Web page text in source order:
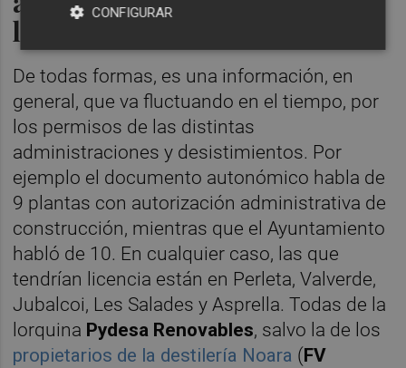
licencia
De todas formas, es una información, en
general, que va fluctuando en el tiempo, por
los permisos de las distintas
administraciones y desistimientos. Por
ejemplo el documento autonómico habla de
9 plantas con autorización administrativa de
construcción, mientras que el Ayuntamiento
habló de 10. En cualquier caso, las que
tendrían licencia están en Perleta, Valverde,
Jubalcoi, Les Salades y Asprella. Todas de la
lorquina Pydesa Renovables, salvo la de los
propietarios de la destilería Noara ( FV
CONFIGURAR